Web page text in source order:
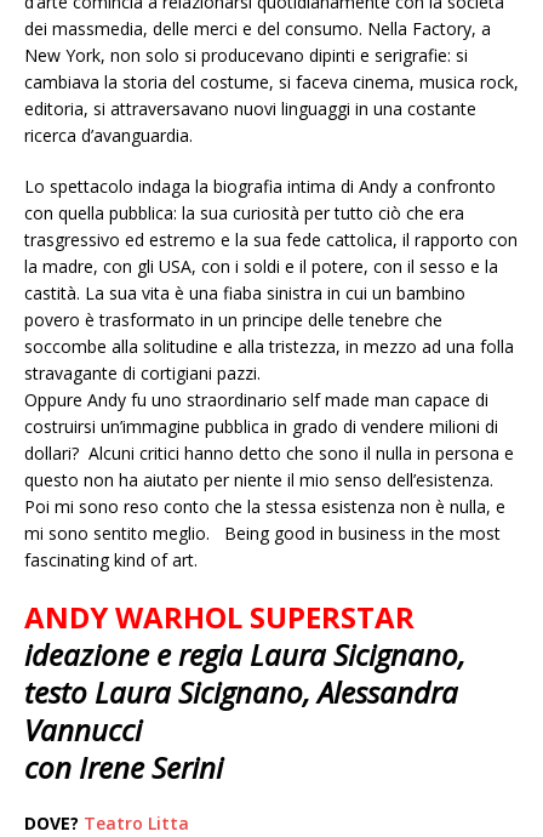
dei massmedia, delle merci e del consumo. Nella Factory, a
New York, non solo si producevano dipinti e serigrafie: si
cambiava la storia del costume, si faceva cinema, musica rock,
editoria, si attraversavano nuovi linguaggi in una costante
ricerca d’avanguardia.
Lo spettacolo indaga la biografia intima di Andy a confronto
con quella pubblica: la sua curiosità per tutto ciò che era
trasgressivo ed estremo e la sua fede cattolica, il rapporto con
la madre, con gli USA, con i soldi e il potere, con il sesso e la
castità. La sua vita è una fiaba sinistra in cui un bambino
povero è trasformato in un principe delle tenebre che
soccombe alla solitudine e alla tristezza, in mezzo ad una folla
stravagante di cortigiani pazzi.
Oppure Andy fu uno straordinario self made man capace di
costruirsi un’immagine pubblica in grado di vendere milioni di
dollari? Alcuni critici hanno detto che sono il nulla in persona e
questo non ha aiutato per niente il mio senso dell’esistenza.
Poi mi sono reso conto che la stessa esistenza non è nulla, e
mi sono sentito meglio. Being good in business in the most
fascinating kind of art.
ANDY WARHOL SUPERSTAR
ideazione e regia Laura Sicignano,
testo Laura Sicignano, Alessandra
Vannucci
con Irene Serini
DOVE? Teatro Litta